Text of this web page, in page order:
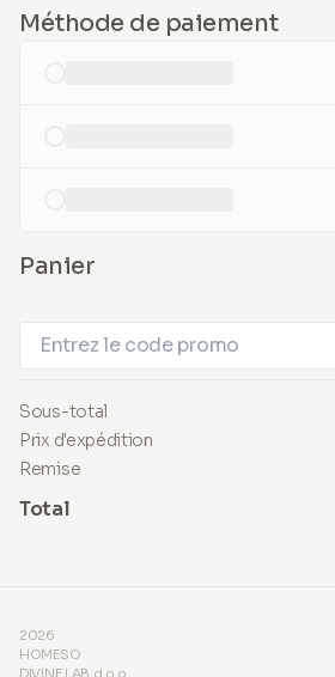
Méthode de paiement
Panier
Sous-total
Prix d'expédition
Remise
Total
2026
HOMESO
DIVINE LAB d.o.o.